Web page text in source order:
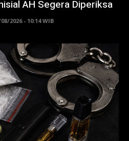
AH Segera Diperiksa
2026 - 10:14 WIB